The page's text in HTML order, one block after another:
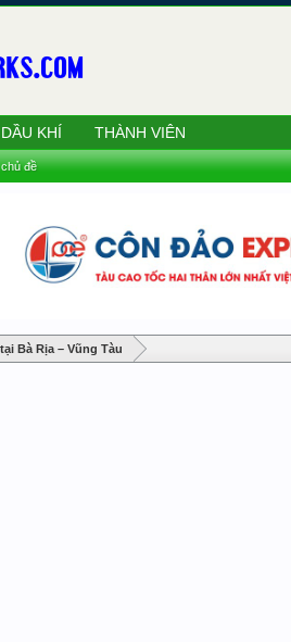
Bà Rịa – Vũng Tàu
đề
DẦU KHÍ THÀNH VIÊN